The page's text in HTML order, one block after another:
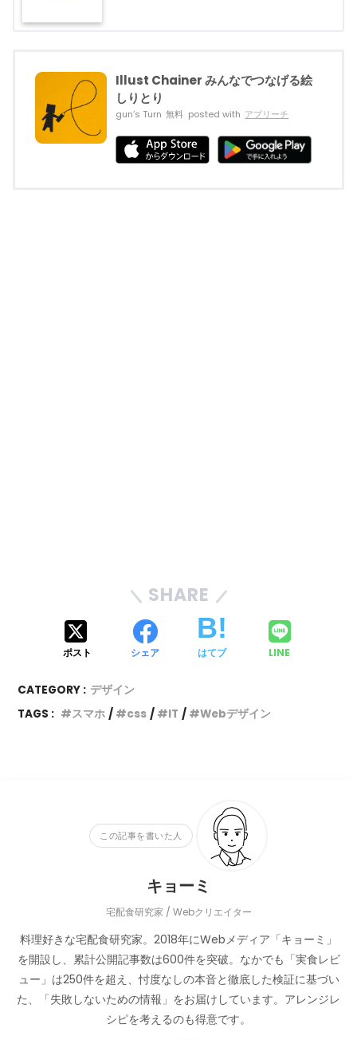
Illust Chainer みんなでつなげる絵
しりとり
gun’s Turn 無料 posted with アプリーチ
SHARE
ポスト シェア はてブ LINE
CATEGORY : デザイン
TAGS :
スマホ css IT Webデザイン
この記事を書いた人
キョーミ
宅配食研究家 / Webクリエイター
料理好きな宅配食研究家。2018年にWebメディア「キョーミ」
を開設し、累計公開記事数は600件を突破。なかでも「実食レビ
ュー」は250件を超え、忖度なしの本音と徹底した検証に基づい
た、「失敗しないための情報」をお届けしています。アレンジレ
シピを考えるのも得意です。